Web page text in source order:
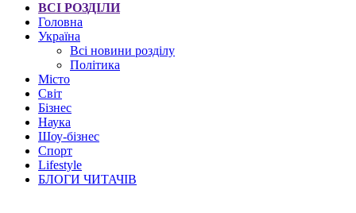
ВСІ РОЗДІЛИ
Головна
Україна
Всі новини розділу
Політика
Місто
Світ
Бізнес
Наука
Шоу-бізнес
Спорт
Lifestyle
БЛОГИ ЧИТАЧІВ